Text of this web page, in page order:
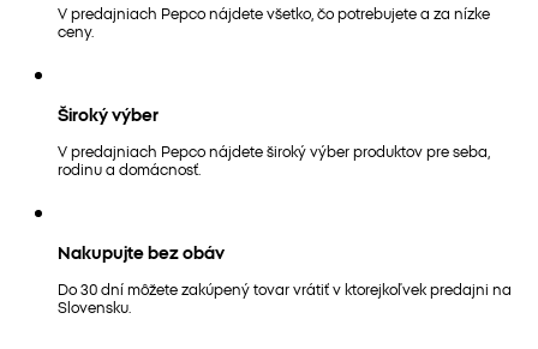
V predajniach Pepco nájdete všetko, čo potrebujete a za nízke
ceny.
Široký výber
V predajniach Pepco nájdete široký výber produktov pre seba,
rodinu a domácnosť.
Nakupujte bez obáv
Do 30 dní môžete zakúpený tovar vrátiť v ktorejkoľvek predajni na
Slovensku.